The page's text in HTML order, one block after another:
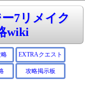
7リメイク
wiki
EXTRAクエスト
攻略掲示板